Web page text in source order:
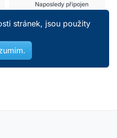
Naposledy připojen
stránek, jsou použity